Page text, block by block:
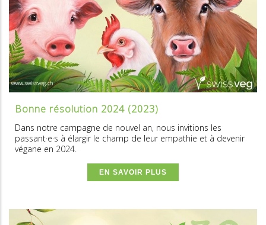
Bonne résolution 2024 (2023)
Dans notre campagne de nouvel an, nous invitions les
passant·e·s à élargir le champ de leur empathie et à devenir
végane en 2024.
EN SAVOIR PLUS